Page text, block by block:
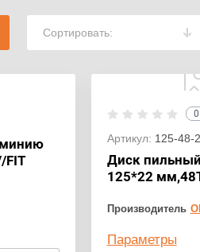
Сортировать:
FIT
0
Артикул: 125-48-
Диск
125*22
Производитель
Параметры